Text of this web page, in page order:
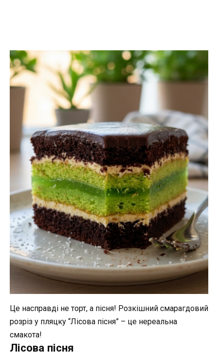
Це насправді не торт, а пісня! Розкішний смарагдовий
розріз у пляцку “Лісова пісня” – це нереальна
смакота!
Лісова пісня